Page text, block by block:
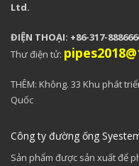
Ltd.
ĐIỆN THOẠI: +86-317-
Thư điện tử:
THÊM: Không. 33 Khu phát
Quốc
Công ty đường ống
Sản phẩm được sản xuất để